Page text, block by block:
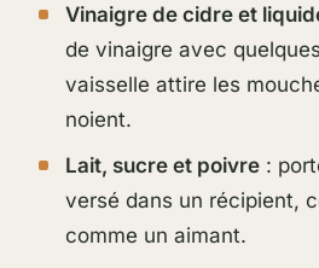
Vinaigre de cidre et
de vinaigre avec
vaisselle attire les
noient.
Lait, sucre et poivre:
versé dans un récipient,
comme un aimant.